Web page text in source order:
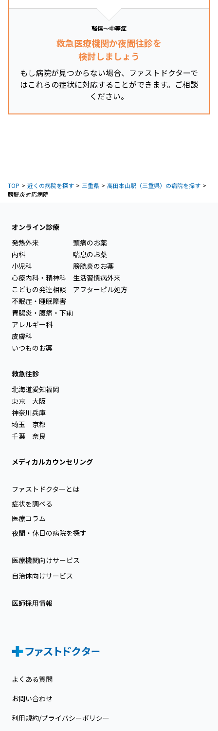
軽傷～中等症
救急医療機関か夜間往診を
検討しましょう
もし病院が見つからない場合、ファストドクターで
はこれらの症状に対応することができます。ご相談
ください。
TOP 近くの病院を探す 三重県
高田本山駅（三重県）の病院を探す
膀胱炎対応病院
オンライン診療
発熱外来
内科
小児科
心療内科・精神科
こどもの発達相談
不眠症・睡眠障害
胃腸炎・腹痛・下痢
アレルギー科
皮膚科
いつものお薬
頭痛のお薬
喘息のお薬
膀胱炎のお薬
生活習慣病外来
アフターピル処方
救急往診
北海道
東京
神奈川
埼玉
千葉
愛知
大阪
兵庫
京都
奈良
福岡
メディカルカウンセリング
ファストドクターとは
症状を調べる
医療コラム
夜間・休日の病院を探す
医療機関向けサービス
自治体向けサービス
医師採用情報
よくある質問
お問い合わせ
利用規約/プライバシーポリシー